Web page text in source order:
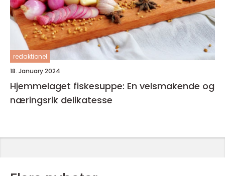
redaktionel
18. January 2024
Hjemmelaget fiskesuppe: En velsmakende og
næringsrik delikatesse